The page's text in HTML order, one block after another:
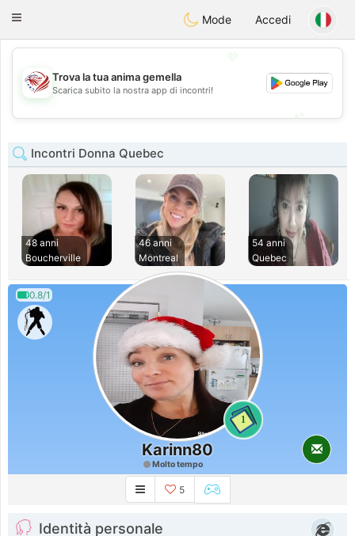
StatesDating
Toggle
Mode Accedi
💖
💕
Trova la tua anima gemella
Scarica subito la nostra app di incontri!
Incontri Donna Quebec
48 anni
Boucherville
46 anni
Montreal
54 anni
Quebec
0.8/1
1
Karinn80
Molto tempo
5
Identità personale